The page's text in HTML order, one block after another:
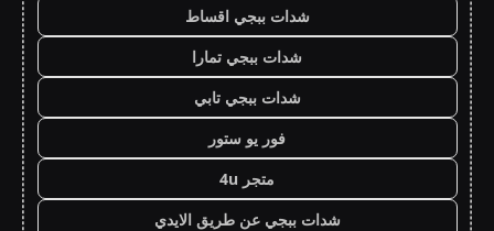
شدات ببجي اقساط
شدات ببجي تمارا
شدات ببجي تابي
فور يو ستور
متجر 4u
شدات ببجي عن طريق الايدي